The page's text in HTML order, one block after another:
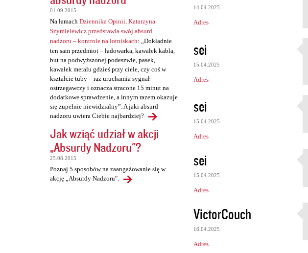
01.09.2015
Na łamach Dziennika Opinii, Katarzyna
Szymielewicz przedstawia swój absurd
nadzoru – kontrole na lotniskach: „Dokładnie
ten sam przedmiot – ładowarka, kawałek kabla,
but na podwyższonej podeszwie, pasek,
kawałek metalu gdzieś przy ciele, czy coś w
kształcie tuby – raz uruchamia sygnał
ostrzegawczy i oznacza stracone 15 minut na
dodatkowe sprawdzenie, a innym razem okazuje
się zupełnie niewidzialny”. A jaki absurd
nadzoru uwiera Ciebie najbardziej?
Jak wziąć udział w akcji
„Absurdy Nadzoru"?
25.08.2015
Poznaj 5 sposobów na zaangażowanie się w
akcję „Absurdy Nadzoru".
14.04.2025
Adres
sei
15.04.2025
Adres
sei
15.04.2025
Adres
sei
15.04.2025
Adres
VictorCouch
16.04.2025
Adres